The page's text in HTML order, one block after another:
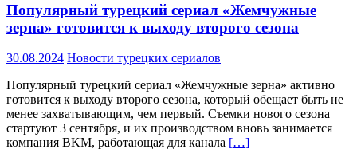
Популярный турецкий сериал «Жемчужные
зерна» готовится к выходу второго сезона
30.08.2024 Новости турецких сериалов
Популярный турецкий сериал «Жемчужные зерна» активно
готовится к выходу второго сезона, который обещает быть не
менее захватывающим, чем первый. Съемки нового сезона
стартуют 3 сентября, и их производством вновь занимается
компания BKM, работающая для канала […]